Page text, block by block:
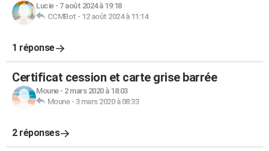
Lucie- 7 août 2024 à 19:18
CCMBot - 12 août 2024 à 11:14
1 réponse
Certificat cession et carte grise barrée
Moune- 2 mars 2020 à 18:03
Moune- 3 mars 2020 à 08:33
2 réponses